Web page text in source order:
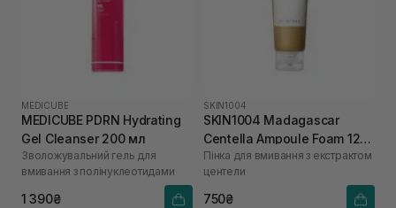
MEDICUBE
MEDICUBE PDRN Hydrating
Gel Cleanser 200 мл
Зволожувальний гель для
вмивання з полінуклеотидами
1 390₴
SKIN1004
SKIN1004 Madagascar
Centella Ampoule Foam 125
мл
Пінка для вмивання з екстрактом
центели
750₴